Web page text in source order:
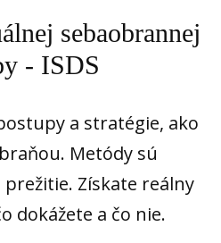
sebaobrannej
- ISDS
a stratégie, ako
Metódy sú
Získate reálny
dokážete a čo nie.